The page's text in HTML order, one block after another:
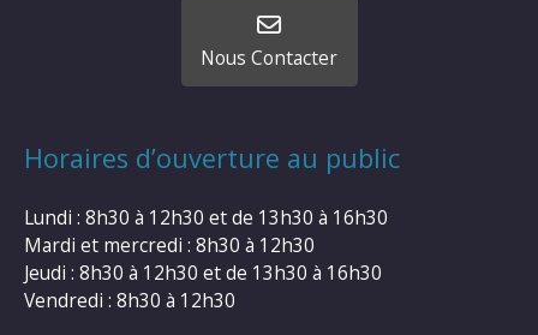
Nous Contacter
Horaires d’ouverture au public
Lundi : 8h30 à 12h30 et de 13h30 à 16h30
Mardi et mercredi : 8h30 à 12h30
Jeudi : 8h30 à 12h30 et de 13h30 à 16h30
Vendredi : 8h30 à 12h30